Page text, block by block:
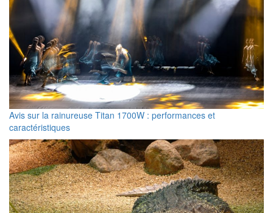
Avis sur la rainureuse Titan 1700W : performances et
caractéristiques